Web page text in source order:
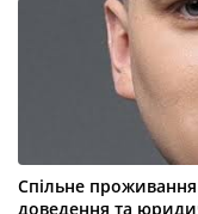
Спільне
доведення та